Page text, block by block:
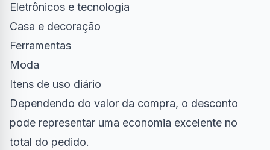
Eletrônicos e tecnologia
Casa e decoração
Ferramentas
Moda
Itens de uso diário
Dependendo do valor da compra, o desconto
pode representar uma economia excelente no
total do pedido.